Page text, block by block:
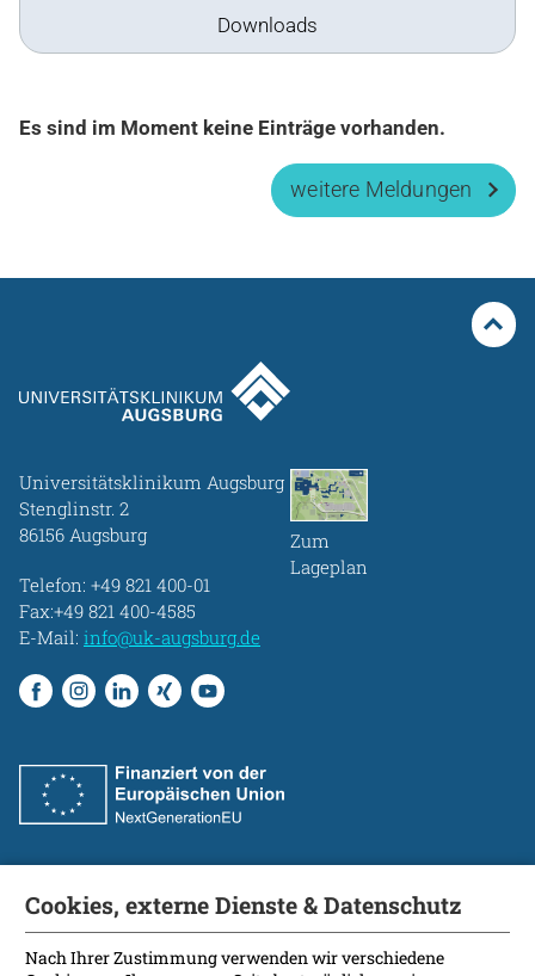
Downloads
Es sind im Moment keine Einträge vorhanden.
weitere Meldungen
Universitätsklinikum Augsburg
Stenglinstr. 2
86156 Augsburg
Telefon: +49 821 400-01
Fax:+49 821 400-4585
E-Mail: info@uk-augsburg.de
Zum
Lageplan
Fakultät
International Patients
Cookies, externe Dienste & Datenschutz
Nach Ihrer Zustimmung verwenden wir verschiedene